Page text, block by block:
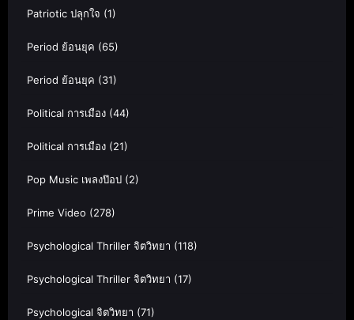
Patriotic ปลุกใจ (1)
Period ย้อนยุค (65)
Period ย้อนยุค (31)
Political การเมือง (44)
Political การเมือง (21)
Pop Music เพลงป๊อป (2)
Prime Video (278)
Psychological Thriller จิตวิทยา (118)
Psychological Thriller จิตวิทยา (17)
Psychological จิตวิทยา (71)